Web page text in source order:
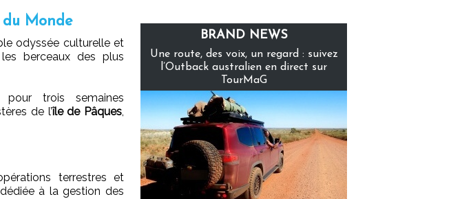
du Monde
odyssée culturelle et
les berceaux des plus
trois semaines
de l’île de Pâques,
terrestres et
à la gestion des
BRAND NEWS
Une route, des voix, un regard : suivez
l’Outback australien en direct sur
TourMaG